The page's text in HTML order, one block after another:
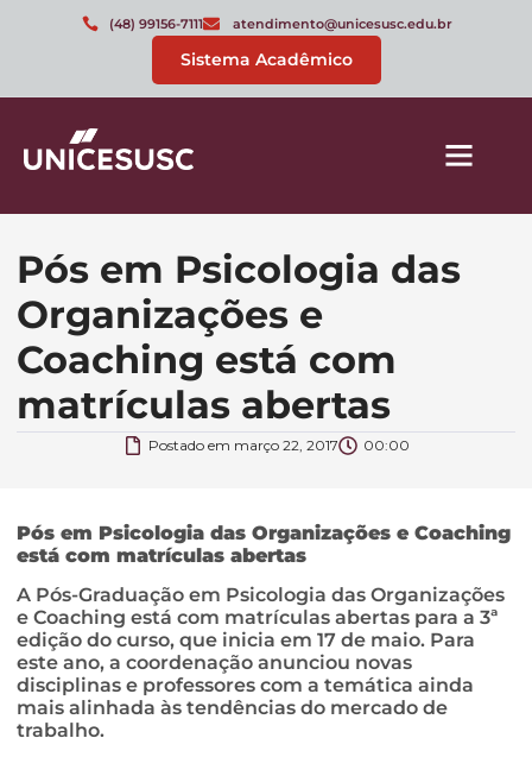
(48) 99156-7111 atendimento@unicesusc.edu.br
Sistema Acadêmico
Pós em Psicologia das
Organizações e
Coaching está com
matrículas abertas
Postado em março 22, 2017 00:00
Pós em Psicologia das Organizações e Coaching
está com matrículas abertas
A Pós-Graduação em Psicologia das Organizações
e Coaching está com matrículas abertas para a 3ª
edição do curso, que inicia em 17 de maio. Para
este ano, a coordenação anunciou novas
disciplinas e professores com a temática ainda
mais alinhada às tendências do mercado de
trabalho.